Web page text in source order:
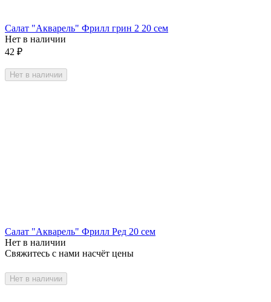
Салат "Акварель" Фрилл грин 2 20 сем
Нет в наличии
42 ₽
Нет в наличии
Салат "Акварель" Фрилл Ред 20 сем
Нет в наличии
Свяжитесь с нами насчёт цены
Нет в наличии